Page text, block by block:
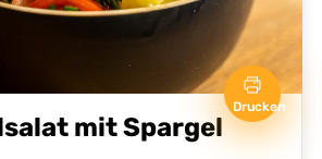
Drucken
mit Spargel